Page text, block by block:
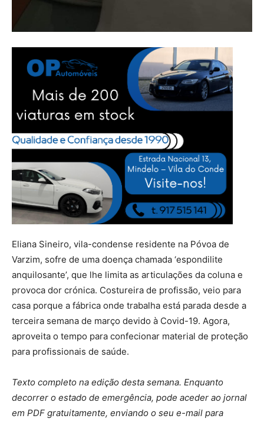
Eliana Sineiro, vila-condense residente na Póvoa de
Varzim, sofre de uma doença chamada ‘espondilite
anquilosante’, que lhe limita as articulações da coluna e
provoca dor crónica. Costureira de profissão, veio para
casa porque a fábrica onde trabalha está parada desde a
terceira semana de março devido à Covid-19. Agora,
aproveita o tempo para confecionar material de proteção
para profissionais de saúde.
Texto completo na edição desta semana. Enquanto
decorrer o estado de emergência, pode aceder ao jornal
em PDF gratuitamente, enviando o seu e-mail para